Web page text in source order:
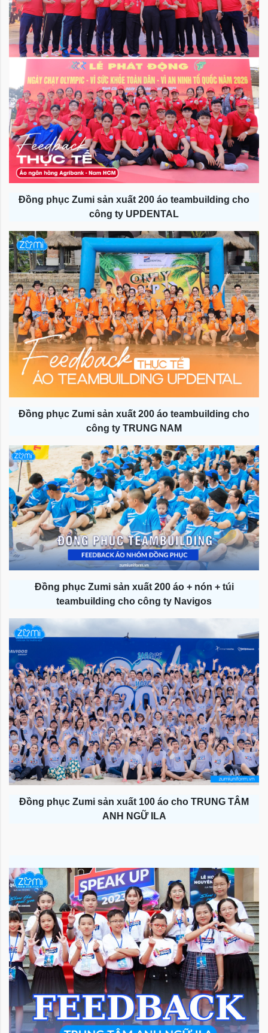
Đồng phục Zumi sản xuất 200 áo teambuilding cho
công ty UPDENTAL
Đồng phục Zumi sản xuất 200 áo teambuilding cho
công ty TRUNG NAM
Đồng phục Zumi sản xuất 200 áo + nón + túi
teambuilding cho công ty Navigos
Đồng phục Zumi sản xuất 100 áo cho TRUNG TÂM
ANH NGỮ ILA